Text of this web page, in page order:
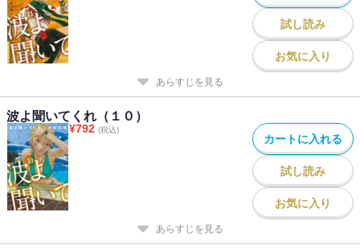
試し読み
お気に入り
あらすじを見る
波よ聞いてくれ（１０）
¥792 (税込)
カートに入れる
試し読み
お気に入り
あらすじを見る